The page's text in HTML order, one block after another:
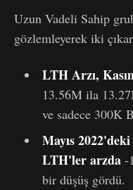
Uzun Vadeli Sahip
gözlemleyerek iki
LTH Arzı,
13.56M ila
ve sadece 300K
Mayıs
LTH'ler arzda-
bir düşüş gördü.